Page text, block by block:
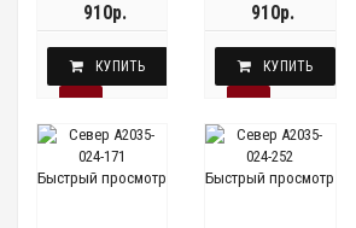
910р.
КУПИТЬ
910р.
КУПИТЬ
Быстрый просмотр Быстрый просмотр